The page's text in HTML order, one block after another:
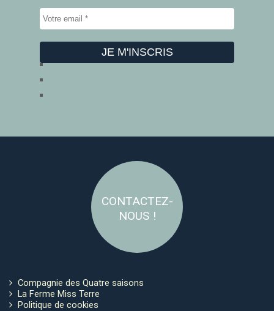
CONTACTEZ-
NOUS !
Compagnie des Quatre saisons
La Ferme Miss Terre
Politique de cookies